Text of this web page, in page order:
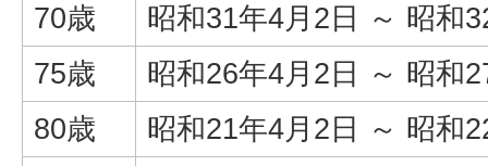
70歳
昭和31年4月2日 ～ 昭和
75歳
昭和26年4月2日 ～ 昭和
80歳
昭和21年4月2日 ～ 昭和